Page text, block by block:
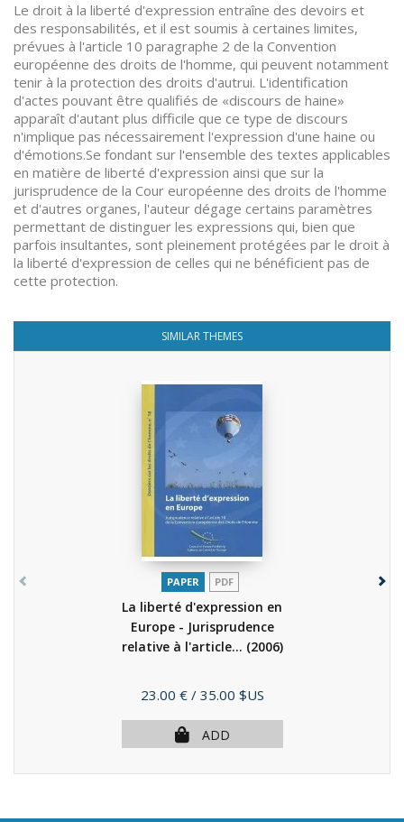
Le droit à la liberté d'expression entraîne des devoirs et
des responsabilités, et il est soumis à certaines limites,
prévues à l'article 10 paragraphe 2 de la Convention
européenne des droits de l'homme, qui peuvent notamment
tenir à la protection des droits d'autrui. L'identification
d'actes pouvant être qualifiés de «discours de haine»
apparaît d'autant plus difficile que ce type de discours
n'implique pas nécessairement l'expression d'une haine ou
d'émotions.Se fondant sur l'ensemble des textes applicables
en matière de liberté d'expression ainsi que sur la
jurisprudence de la Cour européenne des droits de l'homme
et d'autres organes, l'auteur dégage certains paramètres
permettant de distinguer les expressions qui, bien que
parfois insultantes, sont pleinement protégées par le droit à
la liberté d'expression de celles qui ne bénéficient pas de
cette protection.
SIMILAR THEMES
PAPER PDF
La liberté d'expression en
Europe - Jurisprudence
relative à l'article... (2006)
Price
23.00 € / 35.00 $US
ADD